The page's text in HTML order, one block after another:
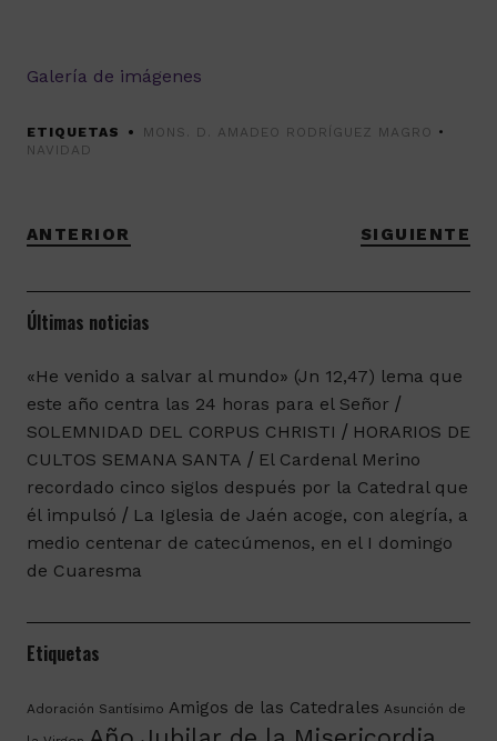
Galería de imágenes
ETIQUETAS MONS. D. AMADEO RODRÍGUEZ MAGRO •
NAVIDAD
ANTERIOR SIGUIENTE
Últimas noticias
«He venido a salvar al mundo» (Jn 12,47) lema que
este año centra las 24 horas para el Señor
SOLEMNIDAD DEL CORPUS CHRISTI
HORARIOS DE
CULTOS SEMANA SANTA
El Cardenal Merino
recordado cinco siglos después por la Catedral que
él impulsó
La Iglesia de Jaén acoge, con alegría, a
medio centenar de catecúmenos, en el I domingo
de Cuaresma
Etiquetas
Adoración Santísimo Amigos de las Catedrales Asunción de